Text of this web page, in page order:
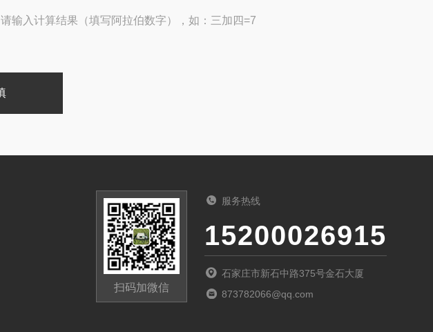
请输入计算结果（填写阿拉伯数字），如：三加四=7
扫码加微信
服务热线
15200026915
石家庄市新石中路375号金石大厦
873782066@qq.com